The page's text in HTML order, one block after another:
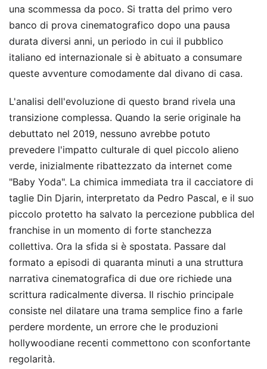
una scommessa da poco. Si tratta del primo vero
banco di prova cinematografico dopo una pausa
durata diversi anni, un periodo in cui il pubblico
italiano ed internazionale si è abituato a consumare
queste avventure comodamente dal divano di casa.
L'analisi dell'evoluzione di questo brand rivela una
transizione complessa. Quando la serie originale ha
debuttato nel 2019, nessuno avrebbe potuto
prevedere l'impatto culturale di quel piccolo alieno
verde, inizialmente ribattezzato da internet come
"Baby Yoda". La chimica immediata tra il cacciatore di
taglie Din Djarin, interpretato da Pedro Pascal, e il suo
piccolo protetto ha salvato la percezione pubblica del
franchise in un momento di forte stanchezza
collettiva. Ora la sfida si è spostata. Passare dal
formato a episodi di quaranta minuti a una struttura
narrativa cinematografica di due ore richiede una
scrittura radicalmente diversa. Il rischio principale
consiste nel dilatare una trama semplice fino a farle
perdere mordente, un errore che le produzioni
hollywoodiane recenti commettono con sconfortante
regolarità.